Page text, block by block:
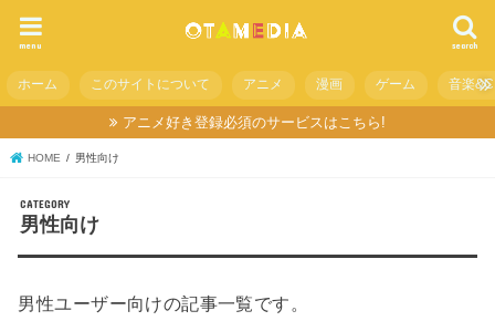
search
menu
ホーム このサイトについて アニメ 漫画 ゲーム 音楽
アニメ好き登録必須のサービスはこちら!
HOME 男性向け
男性向け
男性ユーザー向けの記事一覧です。